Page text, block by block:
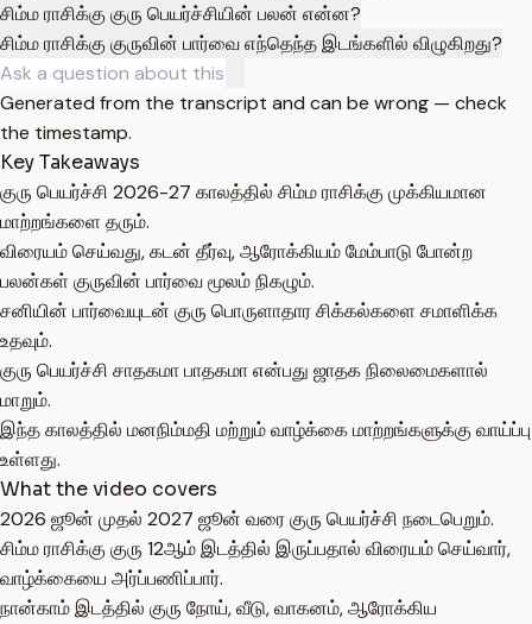
சிம்ம ராசிக்கு குரு பெயர்ச்சியின் பலன் என்ன?
சிம்ம ராசிக்கு குருவின் பார்வை எந்தெந்த இடங்களில் விழுகிறது?
Generated from the transcript and can be wrong — check
the timestamp.
Key Takeaways
குரு பெயர்ச்சி 2026-27 காலத்தில் சிம்ம ராசிக்கு முக்கியமான
மாற்றங்களை தரும்.
விரையம் செய்வது, கடன் தீர்வு, ஆரோக்கியம் மேம்பாடு போன்ற
பலன்கள் குருவின் பார்வை மூலம் நிகழும்.
சனியின் பார்வையுடன் குரு பொருளாதார சிக்கல்களை சமாளிக்க
உதவும்.
குரு பெயர்ச்சி சாதகமா பாதகமா என்பது ஜாதக நிலைமைகளால்
மாறும்.
இந்த காலத்தில் மனநிம்மதி மற்றும் வாழ்க்கை மாற்றங்களுக்கு வாய்ப்பு
உள்ளது.
What the video covers
2026 ஜூன் முதல் 2027 ஜூன் வரை குரு பெயர்ச்சி நடைபெறும்.
சிம்ம ராசிக்கு குரு 12ஆம் இடத்தில் இருப்பதால் விரையம் செய்வார்,
வாழ்க்கையை அர்ப்பணிப்பார்.
நான்காம் இடத்தில் குரு நோய், வீடு, வாகனம், ஆரோக்கிய